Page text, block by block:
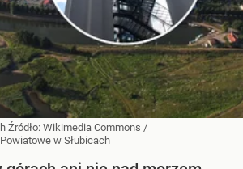
Źródło: Wikimedia Commons /
w Słubicach